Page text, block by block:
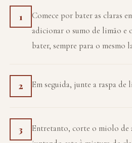
1
Comece por bater as claras
adicionar o sumo de limão e
bater, sempre para o mesmo
2 Em seguida, junte a raspa de
3
Entretanto, corte o miolo de